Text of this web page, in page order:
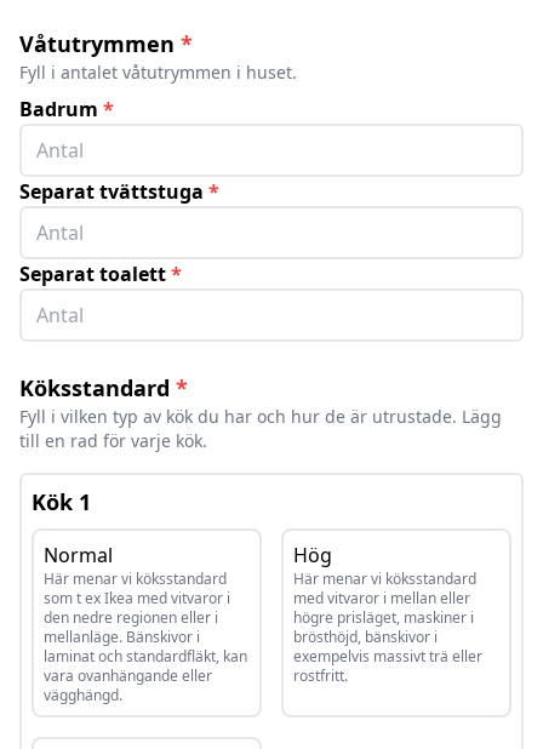
Våtutrymmen *
Fyll i antalet våtutrymmen i huset.
Badrum *
Separat tvättstuga *
Separat toalett*
Köksstandard *
Fyll i vilken typ av kök du har och hur de är utrustade. Lägg
till en rad för varje kök.
Kök 1
Normal
Här menar vi köksstandard
som t ex Ikea med vitvaror i
den nedre regionen eller i
mellanläge. Bänskivor i
laminat och standardfläkt, kan
vara ovanhängande eller
vägghängd.
Hög
Här menar vi köksstandard
med vitvaror i mellan eller
högre prisläget, maskiner i
brösthöjd, bänskivor i
exempelvis massivt trä eller
rostfritt.